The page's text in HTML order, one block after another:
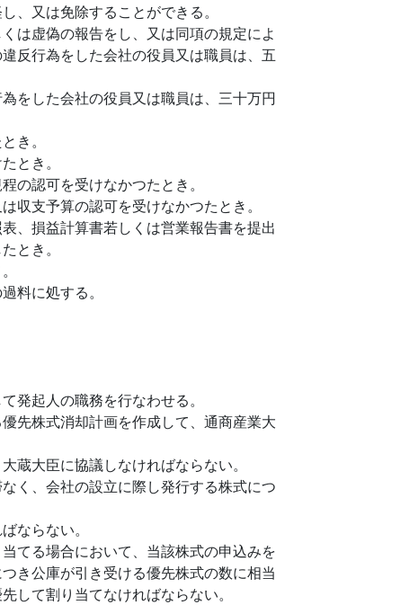
、又は免除することができる。
は虚偽の報告をし、又は同項の規定によ
反行為をした会社の役員又は職員は、五
をした会社の役員又は職員は、三十万円
き。
とき。
の認可を受けなかつたとき。
収支予算の認可を受けなかつたとき。
、損益計算書若しくは営業報告書を提出
とき。
料に処する。
発起人の職務を行なわせる。
先株式消却計画を作成して、通商産業大
蔵大臣に協議しなければならない。
く、会社の設立に際し発行する株式につ
ならない。
てる場合において、当該株式の申込みを
き公庫が引き受ける優先株式の数に相当
して割り当てなければならない。